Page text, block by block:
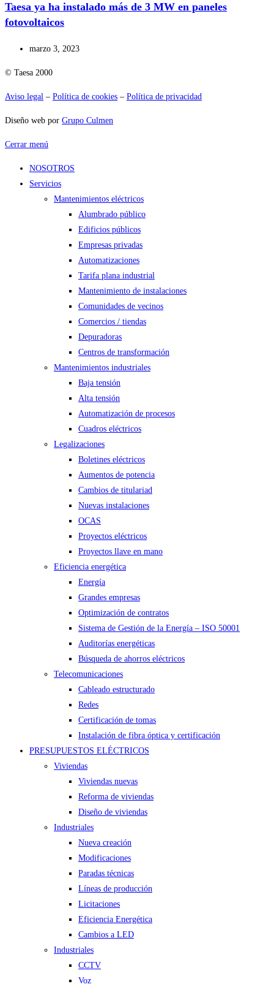
Taesa ya ha instalado más de 3 MW en paneles
fotovoltaicos
marzo 3, 2023
© Taesa 2000
Aviso legal – Política de cookies – Política de privacidad
Diseño web por Grupo Culmen
Cerrar menú
NOSOTROS
Servicios
Mantenimientos eléctricos
Alumbrado público
Edificios públicos
Empresas privadas
Automatizaciones
Tarifa plana industrial
Mantenimiento de instalaciones
Comunidades de vecinos
Comercios / tiendas
Depuradoras
Centros de transformación
Mantenimientos industriales
Baja tensión
Alta tensión
Automatización de procesos
Cuadros eléctricos
Legalizaciones
Boletines eléctricos
Aumentos de potencia
Cambios de titulariad
Nuevas instalaciones
OCAS
Proyectos eléctricos
Proyectos llave en mano
Eficiencia energética
Energía
Grandes empresas
Optimización de contratos
Sistema de Gestión de la Energía – ISO 50001
Auditorías energéticas
Búsqueda de ahorros eléctricos
Telecomunicaciones
Cableado estructurado
Redes
Certificación de tomas
Instalación de fibra óptica y certificación
PRESUPUESTOS ELÉCTRICOS
Viviendas
Viviendas nuevas
Reforma de viviendas
Diseño de viviendas
Industriales
Nueva creación
Modificaciones
Paradas técnicas
Líneas de producción
Licitaciones
Eficiencia Energética
Cambios a LED
Industriales
CCTV
Voz